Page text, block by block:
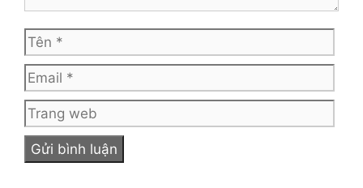
Tên
web